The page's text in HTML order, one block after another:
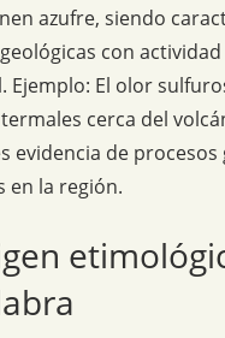
azufre, siendo
con
Ejemplo: El olor
cerca del
evidencia de procesos
en la región.